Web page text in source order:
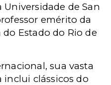
de San
emérito da
Estado do Rio de
sua vasta
clássicos do